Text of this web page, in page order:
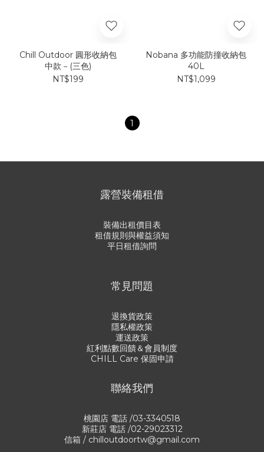
Chill Outdoor 圓形收納包
中款－(三色)
NT$199
Nobana 多功能防撞收納包
40L
NT$1,099
1
露營裝備租借
裝備出租價目表
租借規則與權益須知
平日租借詢問
常見問題
退換貨政策
隱私權政策
運送政策
紅利點數回饋＆會員制度
CHILL Care 保固申請
聯絡我們
桃園店 電話 /03-3340518
新莊店 電話 /02-29023312
信箱 / chilloutdoortw@gmail.com